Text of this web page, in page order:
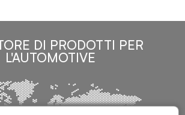
DI PRODOTTI PER
L'AUTOMOTIVE